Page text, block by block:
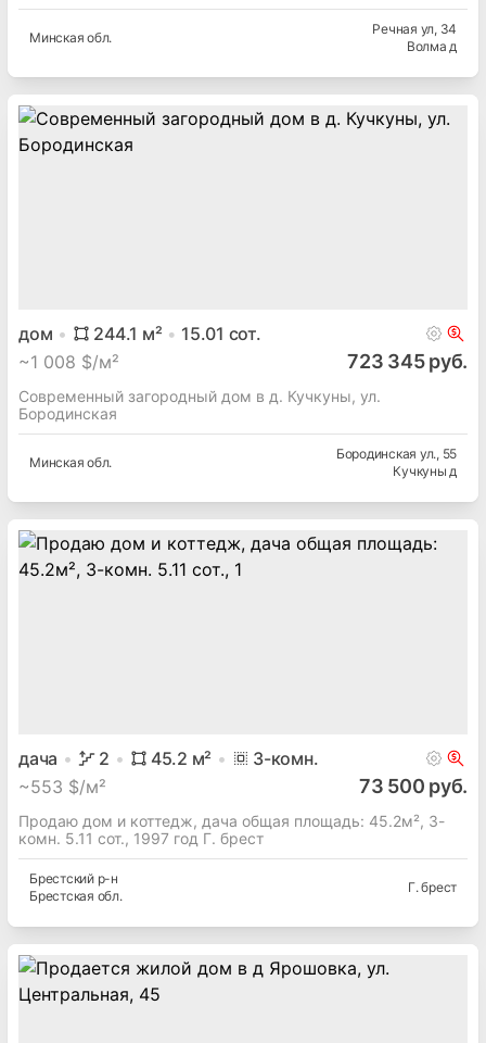
Минская обл.
Речная ул, 34
Волма д
дом 244.1 м² 15.01 сот.
~1 008 $/м² 723 345 руб.
Современный загородный дом в д. Кучкуны, ул.
Бородинская
Минская обл.
Бородинская ул., 55
Кучкуны д
дача 2 45.2 м² 3-комн.
~553 $/м² 73 500 руб.
Продаю дом и коттедж, дача общая площадь: 45.2м², 3-
комн. 5.11 сот., 1997 год Г. брест
Брестский р-н
Брестская обл.
Г. брест